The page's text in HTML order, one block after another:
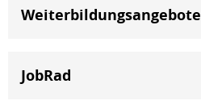
Weiterbildungsangebote
JobRad